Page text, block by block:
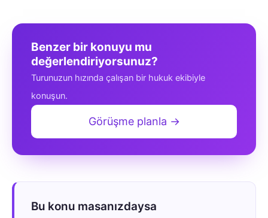
Benzer bir konuyu mu
değerlendiriyorsunuz?
Turunuzun hızında çalışan bir hukuk ekibiyle
konuşun.
Görüşme planla →
Bu konu masanızdaysa